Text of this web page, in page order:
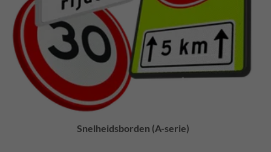
Snelheidsborden (A-serie)